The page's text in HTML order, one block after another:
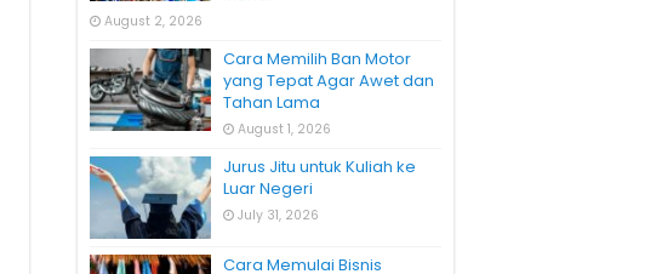
August 2, 2026
Cara Memilih Ban Motor
yang Tepat Agar Awet dan
Tahan Lama
August 1, 2026
Jurus Jitu untuk Kuliah ke
Luar Negeri
July 31, 2026
Cara Memulai Bisnis